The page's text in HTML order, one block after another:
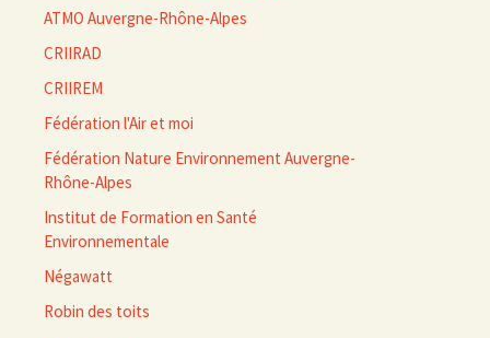
ATMO Auvergne-Rhône-Alpes
CRIIRAD
CRIIREM
Fédération l'Air et moi
Fédération Nature Environnement Auvergne-
Rhône-Alpes
Institut de Formation en Santé
Environnementale
Négawatt
Robin des toits